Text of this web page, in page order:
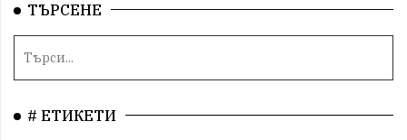
ТЪРСЕНЕ
# ЕТИКЕТИ